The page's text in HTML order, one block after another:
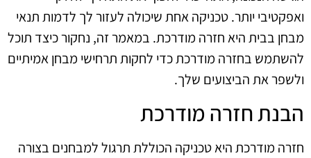
ואפקטיבי יותר. טכניקה אחת שיכולה לעזור לך לדמות תנאי
מבחן בבית היא חזרה מודרכת. במאמר זה, נחקור כיצד תוכל
להשתמש בחזרה מודרכת כדי לחקות תרחישי מבחן אמיתיים
ולשפר את הביצועים שלך.
הבנת חזרה מודרכת
חזרה מודרכת היא טכניקה הכוללת תרגול למבחנים בצורה